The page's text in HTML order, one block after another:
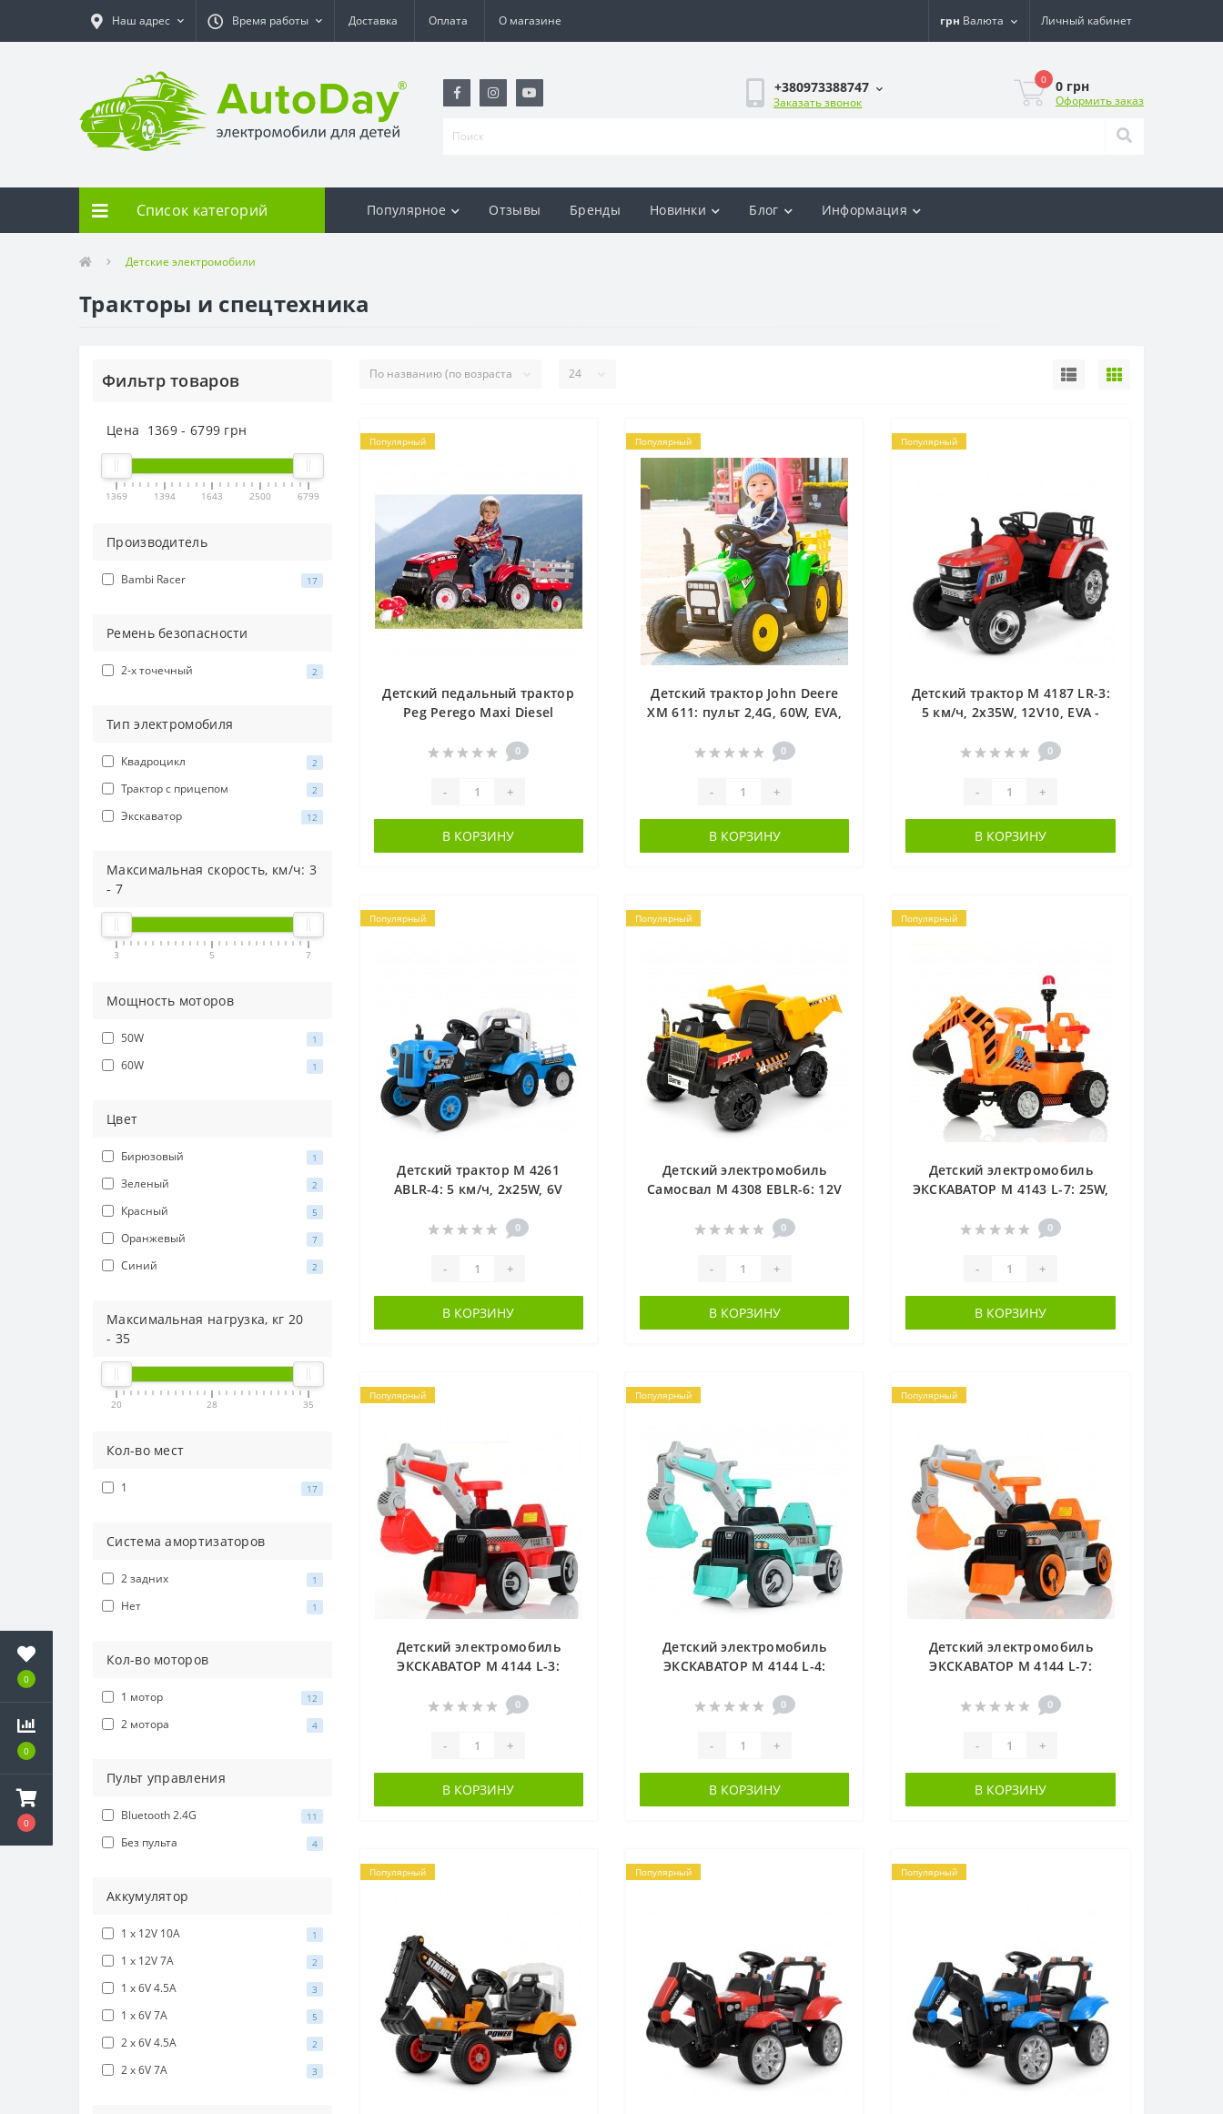
0
0
0
Наш адрес Время работы Доставка Оплата О магазине грн Валюта Личный кабинет
+380973388747
Заказать звонок
0 0 грн
Оформить заказ
Список категорий Популярное Отзывы Бренды Новинки Блог Информация
Детские электромобили
Тракторы и спецтехника
Фильтр товаров
Цена 1369 - 6799 грн
1369 1394 1643 2500 6799
Производитель
Bambi Racer 17
Ремень безопасности
2-х точечный 2
Тип электромобиля
Квадроцикл 2
Трактор с прицепом 2
Экскаватор 12
Максимальная скорость, км/ч: 3
- 7
3 5 7
Мощность моторов
50W 1
60W 1
Цвет
Бирюзовый 1
Зеленый 2
Красный 5
Оранжевый 7
Синий 2
Максимальная нагрузка, кг 20
- 35
20 28 35
Кол-во мест
1 17
Система амортизаторов
2 задних 1
Нет 1
Кол-во моторов
1 мотор 12
2 мотора 4
Пульт управления
Bluetooth 2.4G 11
Без пульта 4
Аккумулятор
1 x 12V 10A 1
1 x 12V 7A 2
1 x 6V 4.5A 3
1 x 6V 7A 5
2 x 6V 4.5A 2
2 x 6V 7A 3
Популярный
Детский педальный трактор
Peg Perego Maxi Diesel
0
- +
В КОРЗИНУ
Популярный
Детский трактор John Deere
XM 611: пульт 2,4G, 60W, EVA,
0
- +
В КОРЗИНУ
Популярный
Детский трактор M 4187 LR-3:
5 км/ч, 2х35W, 12V10, EVA -
0
- +
В КОРЗИНУ
Популярный
Детский трактор M 4261
ABLR-4: 5 км/ч, 2х25W, 6V
СИНИЙ
0
- +
В КОРЗИНУ
Популярный
Детский электромобиль
Самосвал M 4308 EBLR-6: 12V
ОРАНЖЕВЫЙ
0
- +
В КОРЗИНУ
Популярный
Детский электромобиль
ЭКСКАВАТОР M 4143 L-7: 25W,
ОРАНЖЕВЫЙ
0
- +
В КОРЗИНУ
Популярный
Детский электромобиль
ЭКСКАВАТОР M 4144 L-3:
эко-кожа, свет - КРАСНЫЙ
0
- +
В КОРЗИНУ
Популярный
Детский электромобиль
ЭКСКАВАТОР M 4144 L-4:
эко-кожа, свет - БИРЮЗА
0
- +
В КОРЗИНУ
Популярный
Детский электромобиль
ЭКСКАВАТОР M 4144 L-7:
эко-кожа, свет - ОРАНЖЕВЫЙ
0
- +
В КОРЗИНУ
Популярный Популярный Популярный